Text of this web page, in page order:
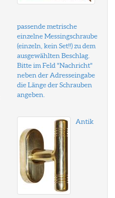
passende metrische
einzelne Messingschraube
(einzeln, kein Set!!) zu dem
ausgewählten Beschlag.
Bitte im Feld "Nachricht"
neben der Adresseingabe
die Länge der Schrauben
angeben.
Antik